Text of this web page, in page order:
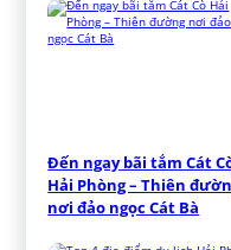
Đến ngay bãi tắm Cát
Hải Phòng – Thiên
nơi đảo ngọc Cát Bà